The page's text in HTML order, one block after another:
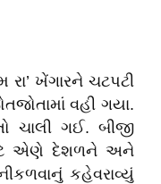
ખેંગારને ચટપટી
વહી ગયા.
ચાલી ગઈ. બીજી
એણે દેશળને અને
કહેવરાવ્યું